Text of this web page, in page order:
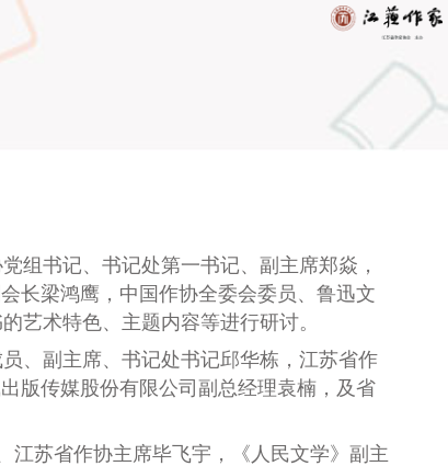
组书记、书记处第一书记、副主席郑焱，
长梁鸿鹰，中国作协全委会委员、鲁迅文
艺术特色、主题内容等进行研讨。
、副主席、书记处书记邱华栋，江苏省作
版传媒股份有限公司副总经理袁楠，及省
江苏省作协主席毕飞宇 ，
《人民文学》副主